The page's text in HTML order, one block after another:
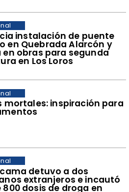
instalación de puente
en Quebrada Alarcón y
en obras para segunda
en Los Loros
mortales: inspiración para
detuvo a dos
extranjeros e incautó
800 dosis de droga en